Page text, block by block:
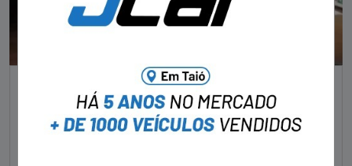
NOTÍCIAS